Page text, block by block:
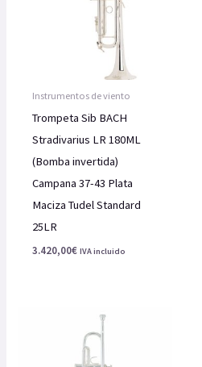
Instrumentos de viento
Trompeta Sib BACH
Stradivarius LR 180ML
(Bomba invertida)
Campana 37-43 Plata
Maciza Tudel Standard
25LR
3.420,00€ IVA incluido